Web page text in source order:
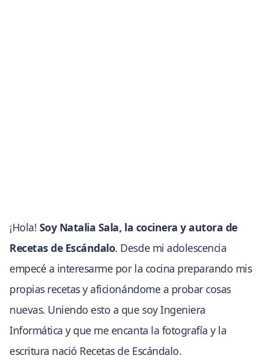
¡Hola! Soy Natalia Sala, la cocinera y autora de
Recetas de Escándalo. Desde mi adolescencia
empecé a interesarme por la cocina preparando mis
propias recetas y aficionándome a probar cosas
nuevas. Uniendo esto a que soy Ingeniera
Informática y que me encanta la fotografía y la
escritura nació Recetas de Escándalo.